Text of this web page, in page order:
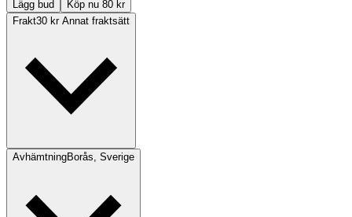
Lägg bud
Köp nu 80 kr
Frakt30 kr Annat fraktsätt
AvhämtningBorås, Sverige